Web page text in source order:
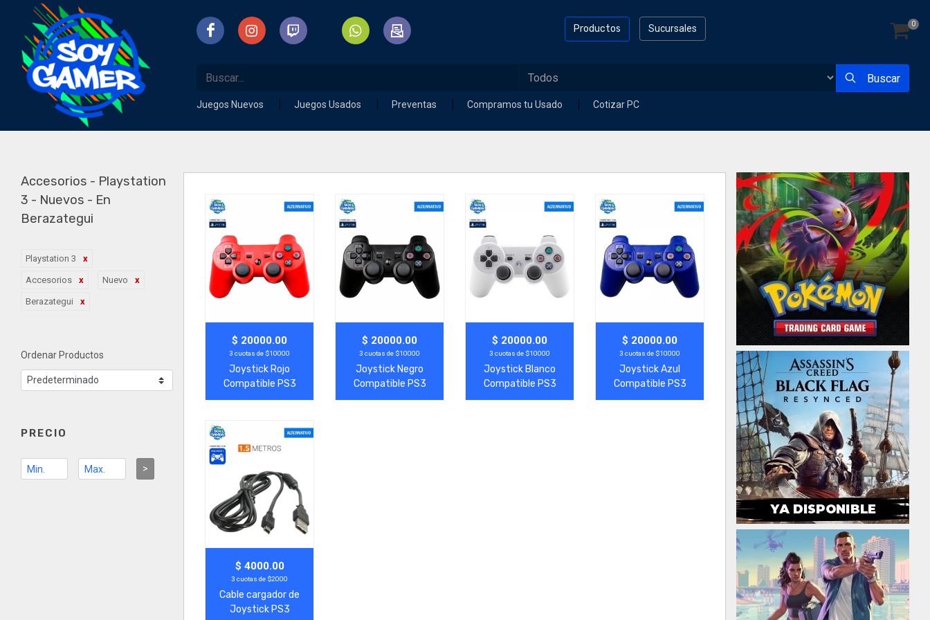
Sucursales
Productos 0
Buscar
Juegos Nuevos Juegos Usados Preventas Compramos tu Usado Cotizar PC
Accesorios - Playstation
3 - Nuevos - En
Berazategui
Playstation 3
Accesorios Nuevo
Berazategui
Ordenar Productos
PRECIO
>
Agregar Ver Más
$ 20000.00
3 cuotas de $10000
Joystick Rojo
Compatible PS3
Agregar Ver Más
$ 20000.00
3 cuotas de $10000
Joystick Negro
Compatible PS3
Agregar Ver Más
$ 20000.00
3 cuotas de $10000
Joystick Blanco
Compatible PS3
Agregar Ver Más
$ 20000.00
3 cuotas de $10000
Joystick Azul
Compatible PS3
Agregar Ver Más
$ 4000.00
3 cuotas de $2000
Cable cargador de
Joystick PS3